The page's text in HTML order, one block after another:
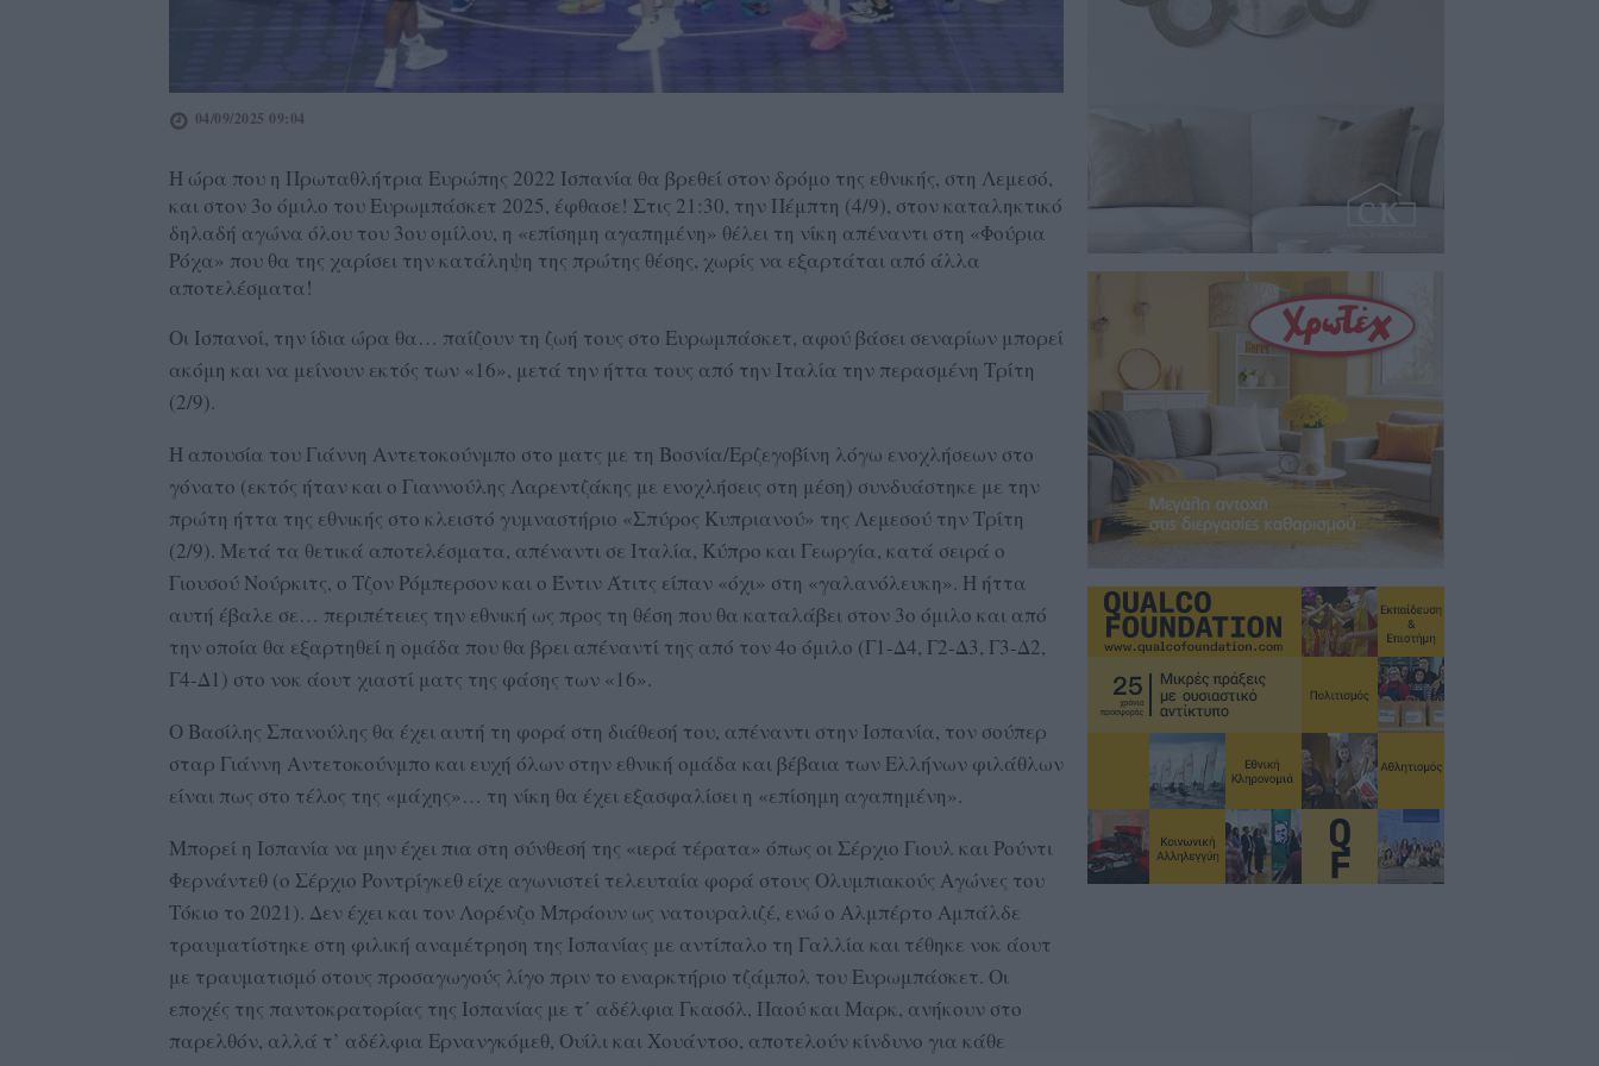
04/09/2025 09:04
Η ώρα που η Πρωταθλήτρια Ευρώπης 2022 Ισπανία θα βρεθεί στον δρόμο της εθνικής, στη Λεμεσό,
και στον 3ο όμιλο του Ευρωμπάσκετ 2025, έφθασε! Στις 21:30, την Πέμπτη (4/9), στον καταληκτικό
δηλαδή αγώνα όλου του 3ου ομίλου, η «επίσημη αγαπημένη» θέλει τη νίκη απέναντι στη «Φούρια
Ρόχα» που θα της χαρίσει την κατάληψη της πρώτης θέσης, χωρίς να εξαρτάται από άλλα
αποτελέσματα!
Οι Ισπανοί, την ίδια ώρα θα… παίζουν τη ζωή τους στο Ευρωμπάσκετ, αφού βάσει σεναρίων μπορεί
ακόμη και να μείνουν εκτός των «16», μετά την ήττα τους από την Ιταλία την περασμένη Τρίτη
(2/9).
Η απουσία του Γιάννη Αντετοκούνμπο στο ματς με τη Βοσνία/Ερζεγοβίνη λόγω ενοχλήσεων στο
γόνατο (εκτός ήταν και ο Γιαννούλης Λαρεντζάκης με ενοχλήσεις στη μέση) συνδυάστηκε με την
πρώτη ήττα της εθνικής στο κλειστό γυμναστήριο «Σπύρος Κυπριανού» της Λεμεσού την Τρίτη
(2/9). Μετά τα θετικά αποτελέσματα, απέναντι σε Ιταλία, Κύπρο και Γεωργία, κατά σειρά ο
Γιουσού Νούρκιτς, ο Τζον Ρόμπερσον και ο Έντιν Άτιτς είπαν «όχι» στη «γαλανόλευκη». Η ήττα
αυτή έβαλε σε… περιπέτειες την εθνική ως προς τη θέση που θα καταλάβει στον 3ο όμιλο και από
την οποία θα εξαρτηθεί η ομάδα που θα βρει απέναντί της από τον 4ο όμιλο (Γ1-Δ4, Γ2-Δ3, Γ3-Δ2,
Γ4-Δ1) στο νοκ άουτ χιαστί ματς της φάσης των «16».
Ο Βασίλης Σπανούλης θα έχει αυτή τη φορά στη διάθεσή του, απέναντι στην Ισπανία, τον σούπερ
σταρ Γιάννη Αντετοκούνμπο και ευχή όλων στην εθνική ομάδα και βέβαια των Ελλήνων φιλάθλων
είναι πως στο τέλος της «μάχης»… τη νίκη θα έχει εξασφαλίσει η «επίσημη αγαπημένη».
Μπορεί η Ισπανία να μην έχει πια στη σύνθεσή της «ιερά τέρατα» όπως οι Σέρχιο Γιουλ και Ρούντι
Φερνάντεθ (o Σέρχιο Ροντρίγκεθ είχε αγωνιστεί τελευταία φορά στους Ολυμπιακούς Αγώνες του
Τόκιο το 2021). Δεν έχει και τον Λορένζο Μπράουν ως νατουραλιζέ, ενώ ο Αλμπέρτο Αμπάλδε
τραυματίστηκε στη φιλική αναμέτρηση της Ισπανίας με αντίπαλο τη Γαλλία και τέθηκε νοκ άουτ
με τραυματισμό στους προσαγωγούς λίγο πριν το εναρκτήριο τζάμπολ του Ευρωμπάσκετ. Οι
εποχές της παντοκρατορίας της Ισπανίας με τ΄ αδέλφια Γκασόλ, Παού και Μαρκ, ανήκουν στο
παρελθόν, αλλά τ’ αδέλφια Ερνανγκόμεθ, Ουίλι και Χουάντσο, αποτελούν κίνδυνο για κάθε